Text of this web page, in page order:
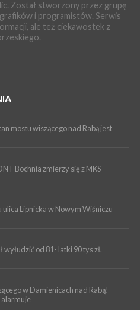
z OSP Okocim!
XIX Borzęckie Święto
dzień wędrówki [ZDJĘCIA]
Ochrony Ładu
To odpowiedź na działania
Został stworzony przez grupę
i programistów. Serwis
ale też ciekawostek z
mostu wiszącego nad Rabą jest
Bochnia zmierzy się z MKS
Lipnicka w Nowym Wiśniczu
od 81- latki 90 tys zł.
w Damienicach nad Rabą!